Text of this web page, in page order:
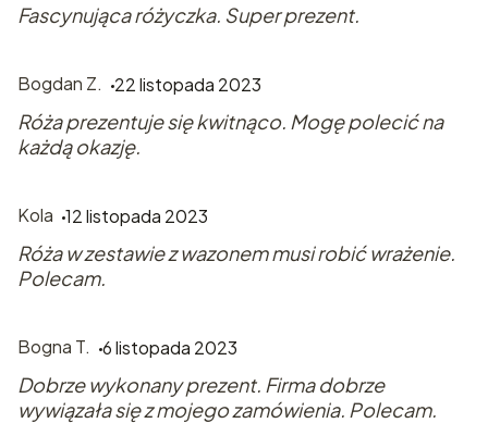
Fascynująca różyczka. Super prezent.
Bogdan Z. 22 listopada 2023
Róża prezentuje się kwitnąco. Mogę polecić na
każdą okazję.
Kola 12 listopada 2023
Róża w zestawie z wazonem musi robić wrażenie.
Polecam.
Bogna T. 6 listopada 2023
Dobrze wykonany prezent. Firma dobrze
wywiązała się z mojego zamówienia. Polecam.